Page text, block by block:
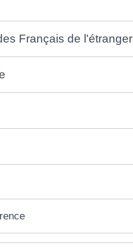
Français de l'étranger